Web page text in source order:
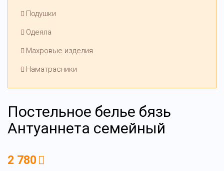
Подушки
Одеяла
Махровые изделия
Наматрасники
Постельное белье бязь
Антуаннета семейный
2 780